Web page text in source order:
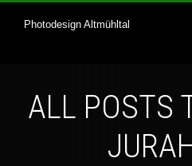
Photodesign Altmühltal
ALL POSTS